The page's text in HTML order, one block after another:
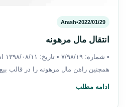
2022/01/29
•
Arash
انتقال مال مرهونه
همچنین راهن مال مرهونه را در قالب
ادامه مطلب